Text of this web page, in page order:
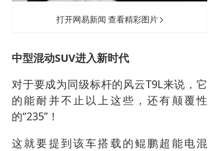
打开网易新闻 查看精彩图片
中型混动SUV进入新时代
对于要成为同级标杆的风云T9L来说，它
的能耐并不止以上这些，还有颠覆性
的“235”！
这就要提到该车搭载的鲲鹏超能电混